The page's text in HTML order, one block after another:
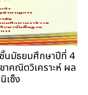
นมัธยมศึกษาปีที่ 4
าคณิตวิเคราะห์ ผล
เซ็ง